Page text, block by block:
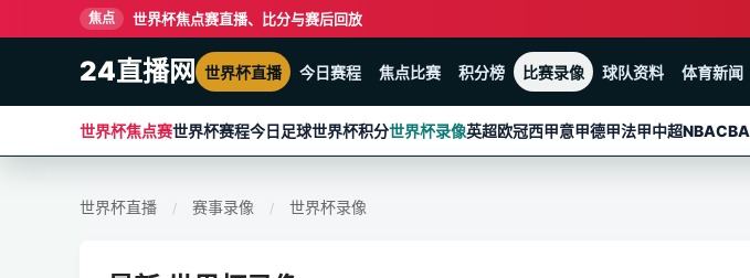
焦点 世界杯焦点赛直播、比分与赛后回放
24直播网 世界杯直播 今日赛程 焦点比赛 积分榜 比赛录像 球队资料 体育新闻
世界杯焦点赛世界杯赛程今日足球世界杯积分世界杯录像英超欧冠西甲意甲德甲法甲中超NBACBA
世界杯直播 / 赛事录像 / 世界杯录像